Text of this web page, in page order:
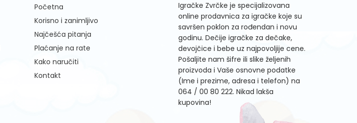
Početna
Korisno i zanimljivo
Najčešća pitanja
Plaćanje na rate
Kako naručiti
Kontakt
Igračke Zvrčke je specijalizovana
online prodavnica za igračke koje su
savršen poklon za rođendan i novu
godinu. Dečije igračke za dečake,
devojčice i bebe uz najpovoljije cene.
Pošaljite nam šifre ili slike željenih
proizvoda i Vaše osnovne podatke
(Ime i prezime, adresa i telefon) na
064 / 00 80 222. Nikad lakša
kupovina!